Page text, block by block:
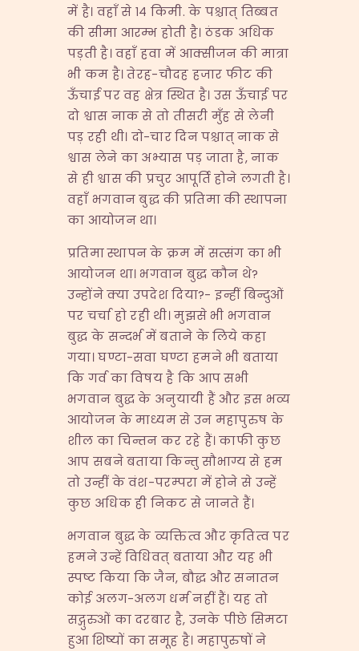
में है। वहाँ से १४ किमी. के पश्चात् तिब्बत
की सीमा आरम्भ होती है। ठंडक अधिक
पड़ती है। वहाँ हवा में आक्सीजन की मात्रा
भी कम है। तेरह-चौदह हजार फीट की
ऊँचाई पर वह क्षेत्र स्थित है। उस ऊँचाई पर
दो श्वास नाक से तो तीसरी मुँह से लेनी
पड़ रही थी। दो-चार दिन पश्चात् नाक से
श्वास लेने का अभ्यास पड़ जाता है, नाक
से ही श्वास की प्रचुर आपूर्ति होने लगती है।
वहाँ भगवान बुद्ध की प्रतिमा की स्थापना
का आयोजन था।
प्रतिमा स्थापन के क्रम में सत्संग का भी
आयोजन था। भगवान बुद्ध कौन थे?
उन्होंने क्या उपदेश दिया?- इन्हीं बिन्दुओं
पर चर्चा हो रही थी। मुझसे भी भगवान
बुद्ध के सन्दर्भ में बताने के लिये कहा
गया। घण्टा-सवा घण्टा हमने भी बताया
कि गर्व का विषय है कि आप सभी
भगवान बुद्ध के अनुयायी हैं और इस भव्य
आयोजन के माध्यम से उन महापुरुष के
शील का चिन्तन कर रहे हैं। काफी कुछ
आप सबने बताया किन्तु सौभाग्य से हम
तो उन्हीं के वंश-परम्परा में होने से उन्हें
कुछ अधिक ही निकट से जानते हैं।
भगवान बुद्ध के व्यक्तित्व और कृतित्व पर
हमने उन्हें विधिवत् बताया और यह भी
स्पष्ट किया कि जैन, बौद्ध और सनातन
कोई अलग-अलग धर्म नहीं हैं। यह तो
सद्गुरुओं का दरबार है, उनके पीछे सिमटा
हुआ शिष्यों का समूह है। महापुरुषों ने